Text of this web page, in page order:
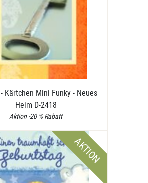
- Kärtchen Mini Funky - Neues
Heim D-2418
Aktion -20 % Rabatt
AKTION